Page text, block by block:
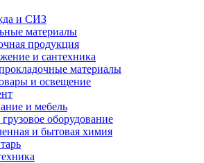
и СИЗ
материалы
продукция
и сантехника
материалы
и освещение
и мебель
оборудование
и бытовая химия